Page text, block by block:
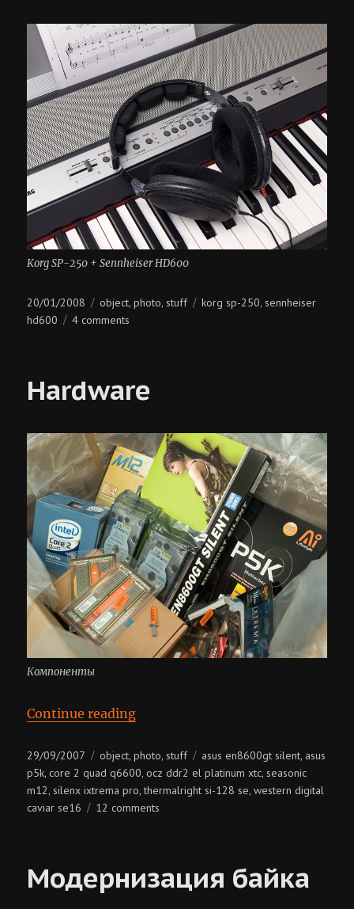
Korg SP-250 + Sennheiser HD600
Posted
on
20/01/2008 Categories
object,photo, stuff Tags
korg sp-250, sennheiser
hd600
4 comments
+
Hardware
Компоненты
Continue reading“Hardware”
Posted
on
29/09/2007 Categories
object,photo, stuff Tags
asus en8600gt silent, asus
p5k,core 2 quad q6600,ocz ddr2 el platinum xtc, seasonic
m12, silenx ixtrema pro,thermalright si-128 se,western digital
caviar se16
12 comments
Модернизация байка